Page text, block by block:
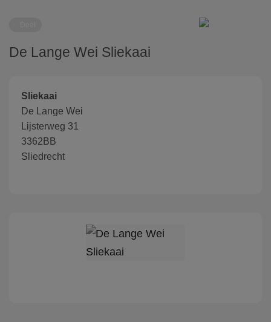
De Lange Wei Sliekaai
Sliekaai
De Lange Wei
Lijsterweg 31
3362BB
Sliedrecht